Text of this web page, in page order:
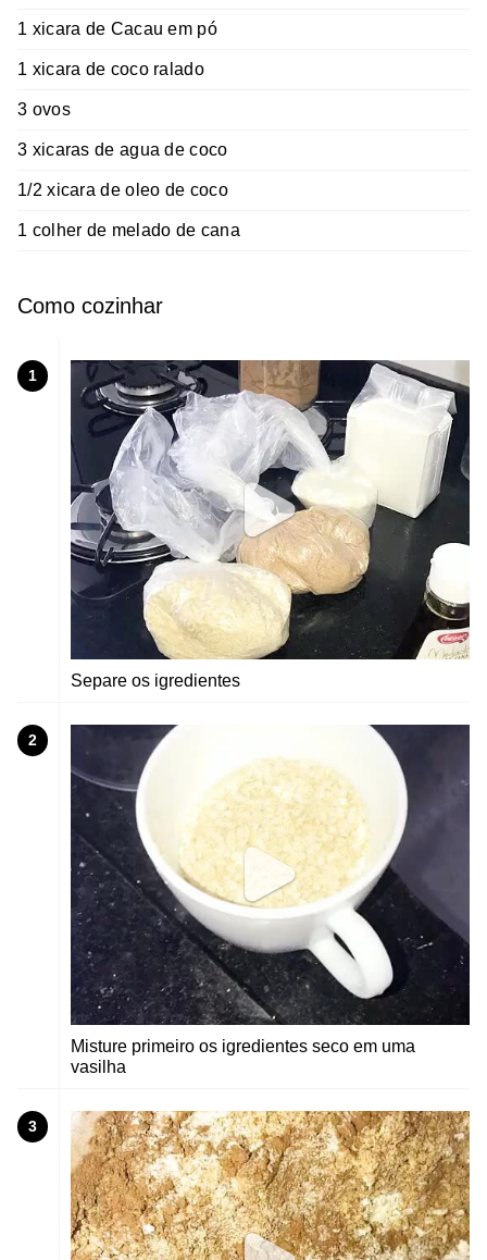
1 xicara de Cacau em pó
1 xicara de coco ralado
3 ovos
3 xicaras de agua de coco
1/2 xicara de oleo de coco
1 colher de melado de cana
Como cozinhar
1
Separe os igredientes
2
Misture primeiro os igredientes seco em uma
vasilha
3